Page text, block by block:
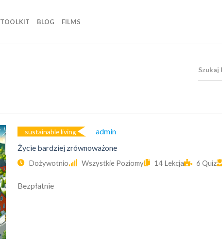
TOOLKIT BLOG FILMS
sustainable living
Admin
Życie bardziej zrównoważone
Dożywotnio Wszystkie Poziomy 14 Lekcja 6 Quiz
Bezpłatnie